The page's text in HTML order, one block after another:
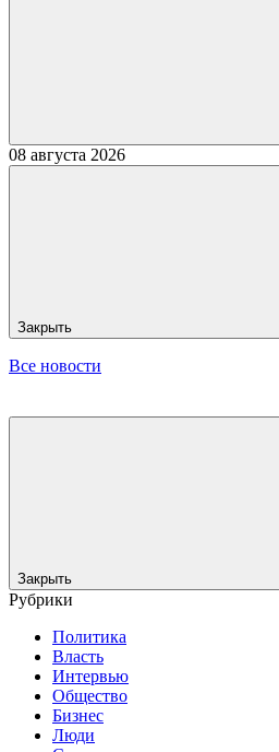
08 августа 2026
Закрыть
Все новости
Закрыть
Рубрики
Политика
Власть
Интервью
Общество
Бизнес
Люди